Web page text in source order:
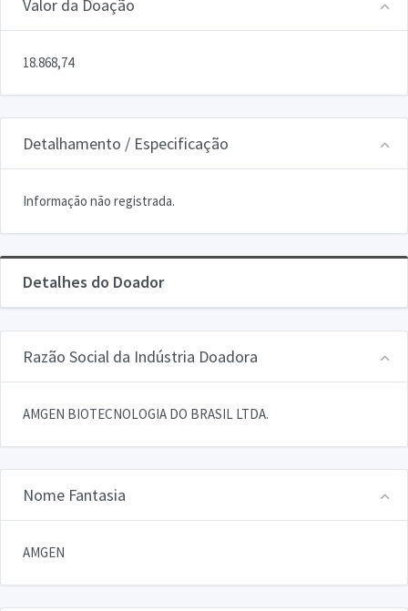
Valor da Doação
18.868,74
Detalhamento / Especificação
Informação não registrada.
Detalhes do Doador
Razão Social da Indústria Doadora
AMGEN BIOTECNOLOGIA DO BRASIL LTDA.
Nome Fantasia
AMGEN